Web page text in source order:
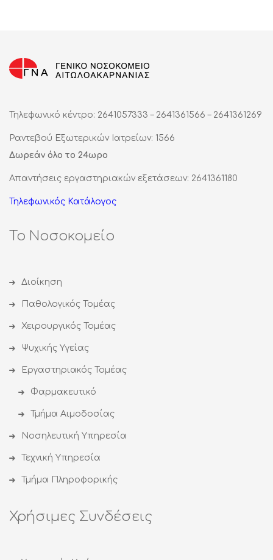
Τηλεφωνικό κέντρο: 2641057333 – 2641361566 – 2641361269
Ραντεβού Εξωτερικών Ιατρείων: 1566
Δωρεάν όλο το 24ωρο
Απαντήσεις εργαστηριακών εξετάσεων: 2641361180
Τηλεφωνικός Κατάλογος
Το Νοσοκομείο
Διοίκηση
Παθολογικός Τομέας
Χειρουργικός Τομέας
Ψυχικής Υγείας
Εργαστηριακός Τομέας
Φαρμακευτικό
Τμήμα Αιμοδοσίας
Νοσηλευτική Υπηρεσία
Τεχνική Υπηρεσία
Τμήμα Πληροφορικής
Χρήσιμες Συνδέσεις